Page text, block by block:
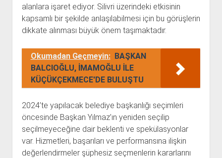
alanlara işaret ediyor. Silivri üzerindeki etkisinin
kapsamlı bir şekilde anlaşılabilmesi için bu görüşlerin
dikkate alınması büyük önem taşımaktadır.
Okumadan Geçmeyin: BAŞKAN
BALCIOĞLU, İMAMOĞLU İLE
KÜÇÜKÇEKMECE'DE BULUŞTU
2024’te yapılacak belediye başkanlığı seçimleri
öncesinde Başkan Yılmaz’ın yeniden seçilip
seçilmeyeceğine dair beklenti ve spekülasyonlar
var. Hizmetleri, başarıları ve performansına ilişkin
değerlendirmeler şüphesiz seçmenlerin kararlarını